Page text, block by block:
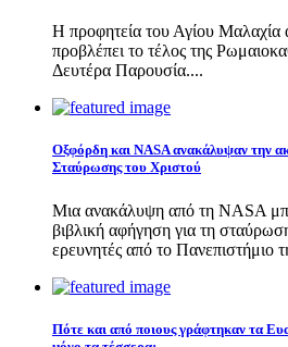
Η προφητεία του Αγίου Μαλαχία
προβλέπει το τέλος της
Δευτέρα Παρουσία....
Οξφόρδη και NASA ανακάλυψαν την
Σταύρωσης του Χριστού
Μια ανακάλυψη από τη NASA
βιβλική αφήγηση για τη
ερευνητές από το Πανεπιστήμιο
Πότε και από ποιους γράφτηκαν τα